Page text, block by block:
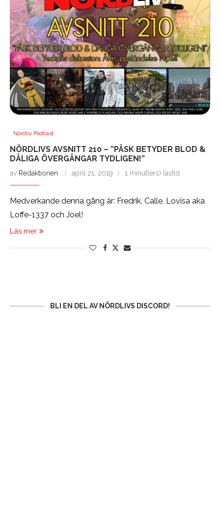
Nördliv Podcast
NÖRDLIVS AVSNITT 210 – ”PÅSK BETYDER BLOD &
DÅLIGA ÖVERGÅNGAR TYDLIGEN!”
av Redaktionen april 21, 2019 1 minut(ers) lästid
Medverkande denna gång är: Fredrik, Calle, Lovisa aka
Loffe-1337 och Joel!
Läs mer
BLI EN DEL AV NÖRDLIVS DISCORD!